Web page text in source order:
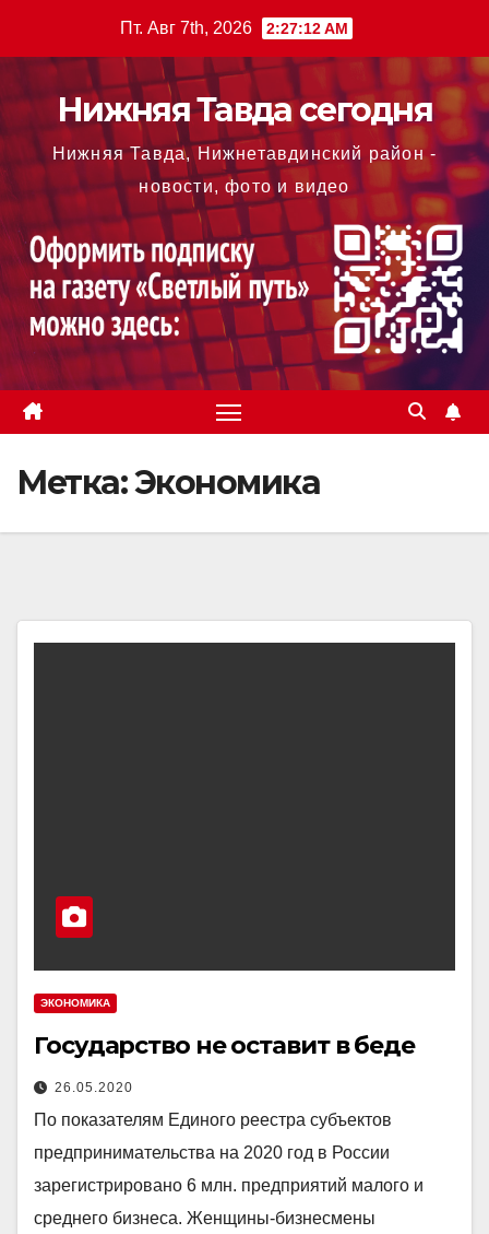
содержимому
Пт. Авг 7th, 2026 2:27:13 AM
Нижняя Тавда сегодня
Нижняя Тавда, Нижнетавдинский район -
новости, фото и видео
Метка:Экономика
ЭКОНОМИКА
Государство не оставит в беде
26.05.2020
По показателям Единого реестра субъектов
предпринимательства на 2020 год в России
зарегистрировано 6 млн. предприятий малого и
среднего бизнеса. Женщины-бизнесмены